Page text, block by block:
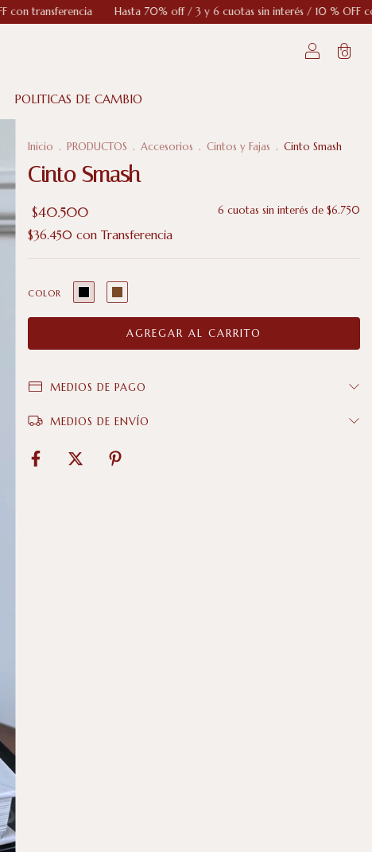
Hasta 70% off / 3 y 6 cuotas sin interés / 10 % OFF con transferencia
0
POLITICAS DE CAMBIO
Inicio . PRODUCTOS . Accesorios . Cintos y Fajas . Cinto Smash
Cinto Smash
$40.500 6 cuotas sin interés de $6.750
$36.450 con Transferencia
COLOR
MEDIOS DE PAGO
MEDIOS DE ENVÍO